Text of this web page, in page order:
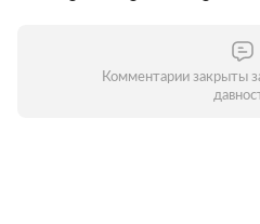
Комментарии закрыты